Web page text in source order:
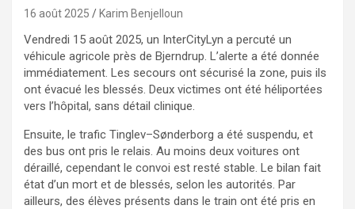
16 août 2025 Karim Benjelloun
Vendredi 15 août 2025, un InterCityLyn a percuté un
véhicule agricole près de Bjerndrup. L’alerte a été donnée
immédiatement. Les secours ont sécurisé la zone, puis ils
ont évacué les blessés. Deux victimes ont été héliportées
vers l’hôpital, sans détail clinique.
Ensuite, le trafic Tinglev–Sønderborg a été suspendu, et
des bus ont pris le relais. Au moins deux voitures ont
déraillé, cependant le convoi est resté stable. Le bilan fait
état d’un mort et de blessés, selon les autorités. Par
ailleurs, des élèves présents dans le train ont été pris en